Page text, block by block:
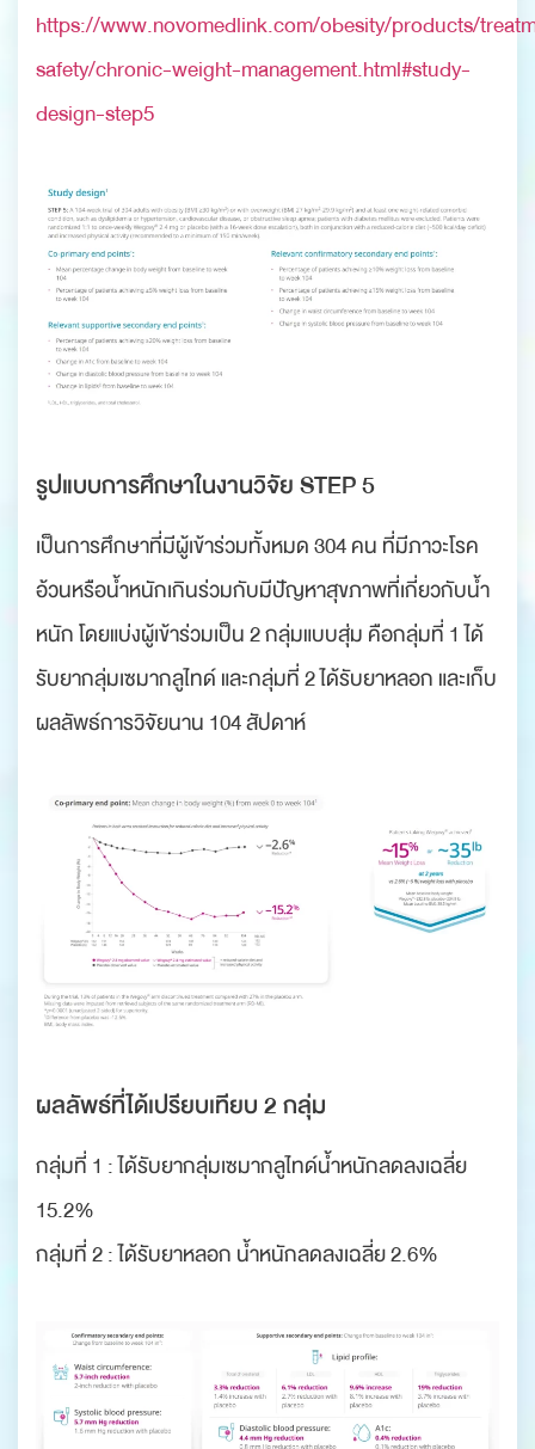
https://www.novomedlink.com/obesity/products/
safety/chronic-weight-management.html#study-
design-step5
รูปแบบการศึกษาในงานวิจัย STEP 5
เป็นการศึกษาที่มีผู้เข้าร่วมทั้งหมด 304 คน ที่มีภาวะโรค
อ้วนหรือน้ำหนักเกินร่วมกับมีปัญหาสุขภาพที่เกี่ยวกับน้ำ
หนัก โดยแบ่งผู้เข้าร่วมเป็น 2 กลุ่มแบบสุ่ม คือกลุ่มที่ 1 ได้
รับยากลุ่มเซมากลูไทด์ และกลุ่มที่ 2 ได้รับยาหลอก และเก็บ
ผลลัพธ์การวิจัยนาน 104 สัปดาห์
ผลลัพธ์ที่ได้เปรียบเทียบ 2 กลุ่ม
กลุ่มที่ 1 : ได้รับยากลุ่มเซมากลูไทด์น้ำหนักลดลงเฉลี่ย
15.2%
กลุ่มที่ 2 : ได้รับยาหลอก น้ำหนักลดลงเฉลี่ย 2.6%